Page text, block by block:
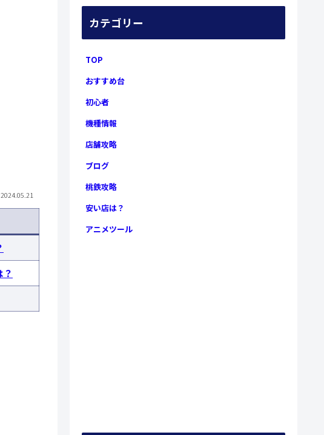
2024.05.21
カテゴリー
TOP
おすすめ台
初心者
機種情報
店舗攻略
ブログ
桃鉄攻略
安い店は？
アニメツール